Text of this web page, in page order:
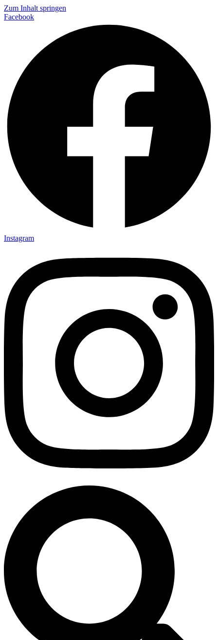
Zum Inhalt springen
Facebook
Instagram